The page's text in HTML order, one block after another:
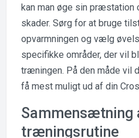
kan man øge sin præstation
skader. Sørg for at bruge
opvarmningen og vælg
specifikke områder, der vil
træningen. På den måde vil
få mest muligt ud af din
Sammensætning
træningsrutine